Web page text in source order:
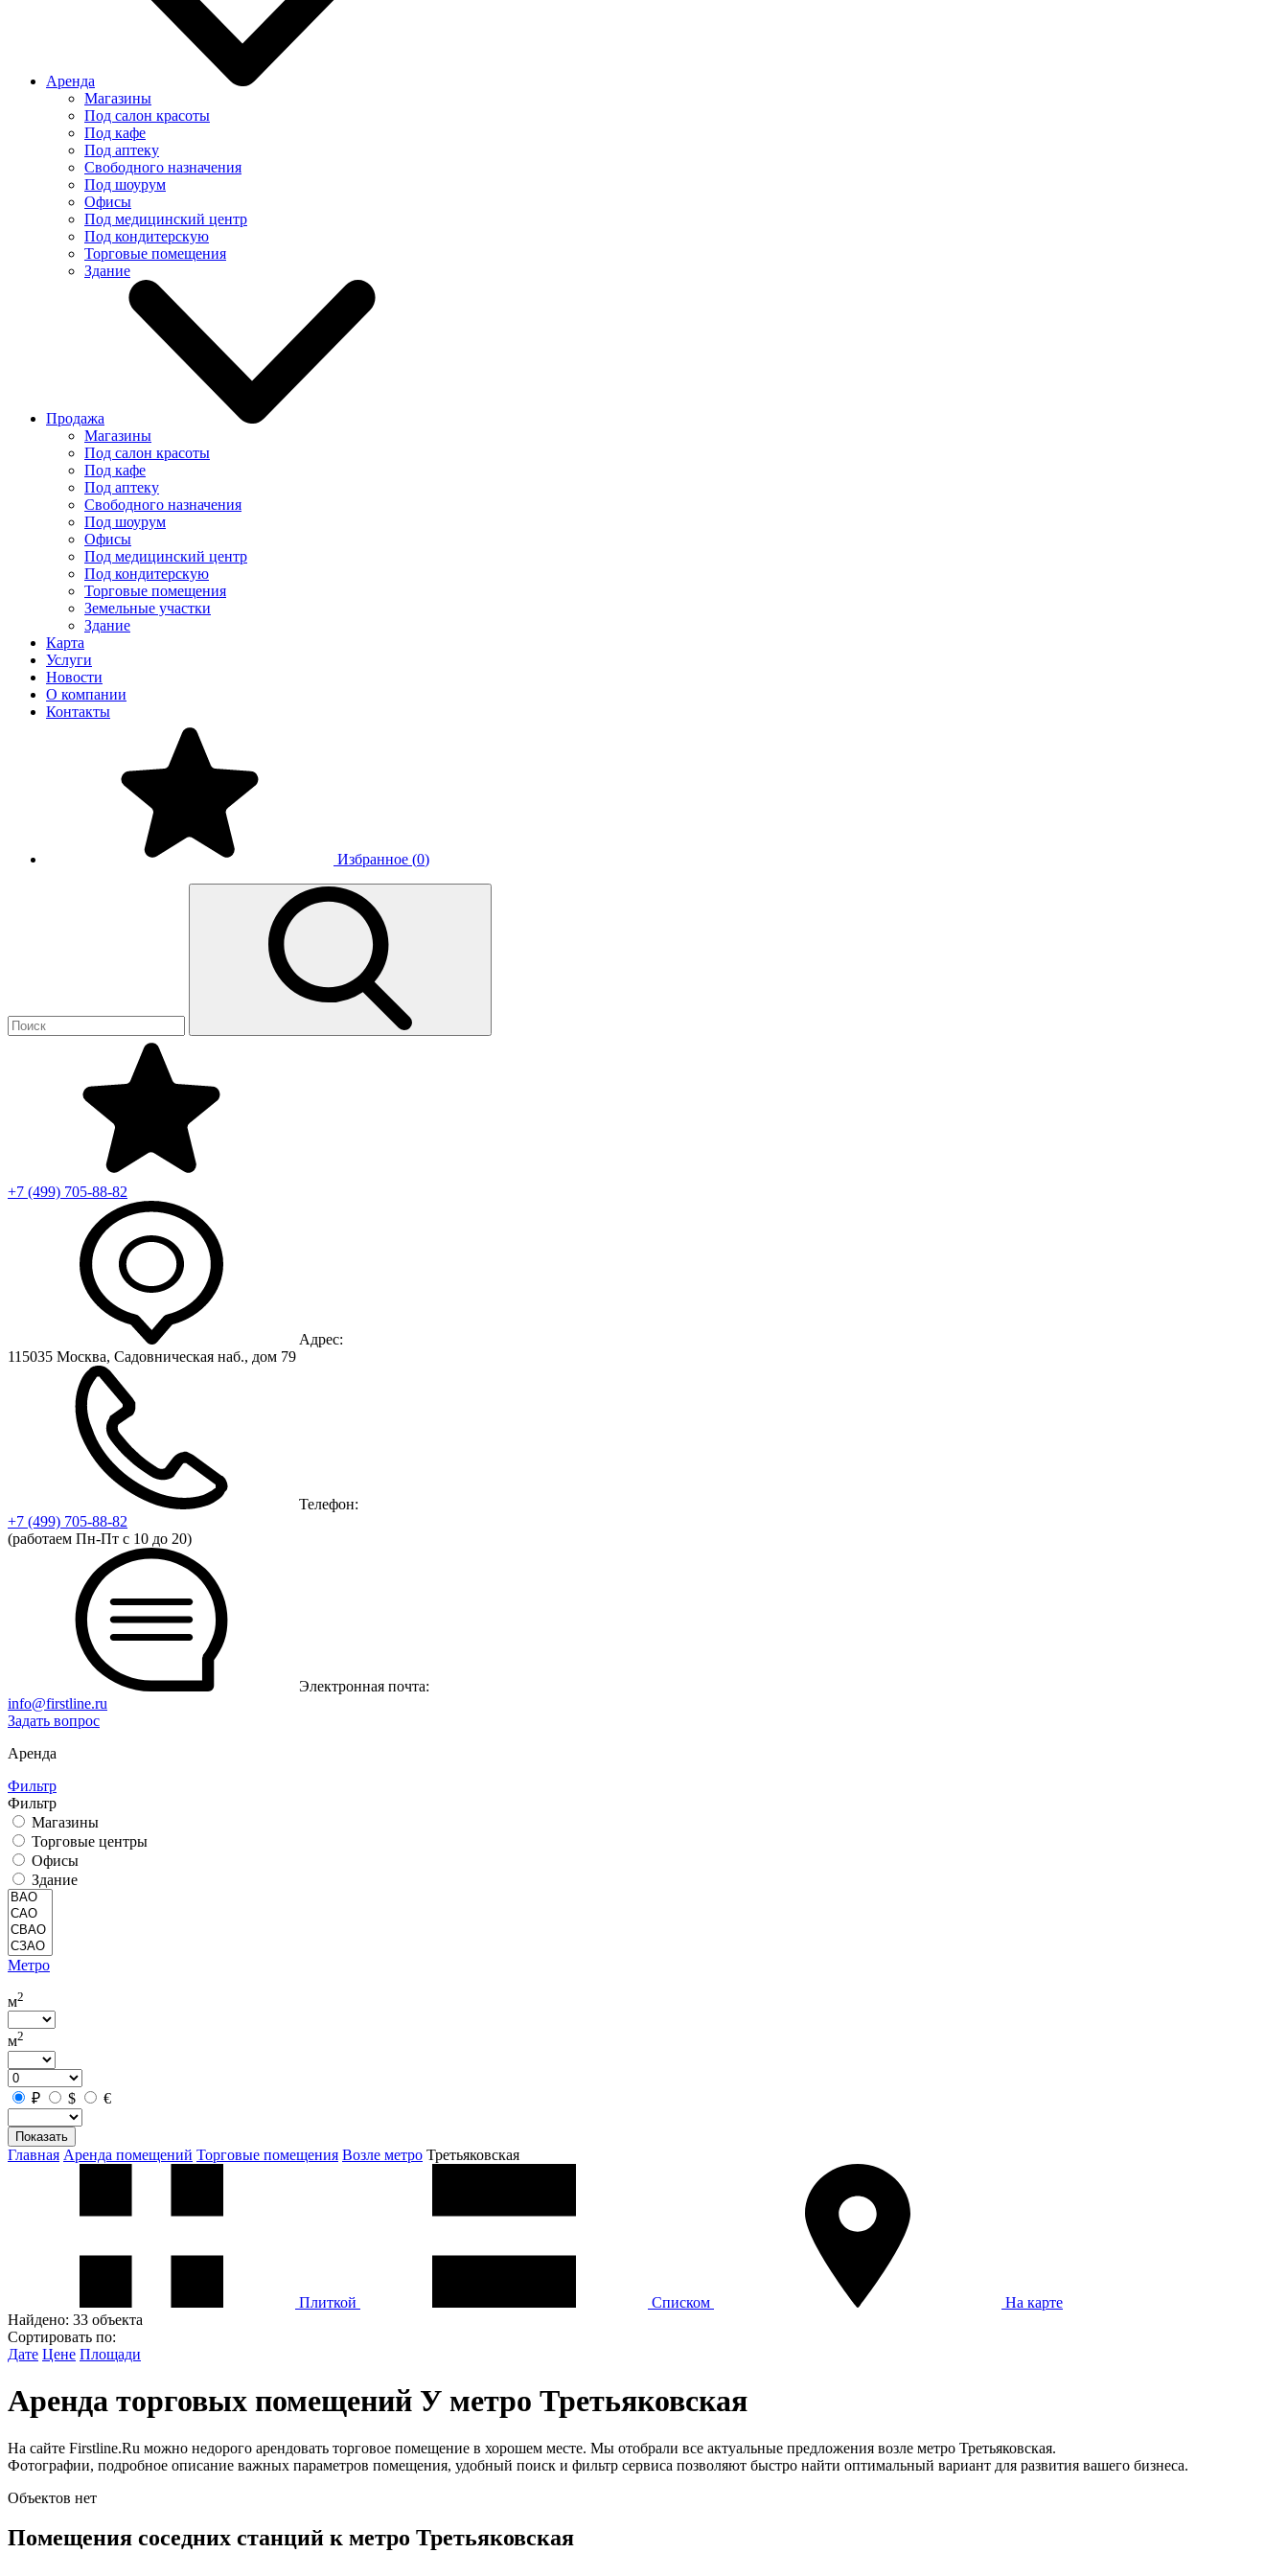
Аренда
Магазины
Под салон красоты
Под кафе
Под аптеку
Свободного назначения
Под шоурум
Офисы
Под медицинский центр
Под кондитерскую
Торговые помещения
Здание
Продажа
Магазины
Под салон красоты
Под кафе
Под аптеку
Свободного назначения
Под шоурум
Офисы
Под медицинский центр
Под кондитерскую
Торговые помещения
Земельные участки
Здание
Карта
Услуги
Новости
О компании
Контакты
Избранное (0)
+7 (499) 705-88-82
Адрес:
115035 Москва, Садовническая наб., дом 79
Телефон:
+7 (499) 705-88-82
(работаем Пн-Пт с 10 до 20)
Электронная почта:
info@firstline.ru
Задать вопрос
Аренда
Фильтр
Фильтр
Магазины
Торговые центры
Офисы
Здание
Метро
м2
м2
₽ $ €
Показать
Главная Аренда помещений Торговые помещения Возле метро Третьяковская
Плиткой Списком
На карте
Найдено: 33 объекта
Сортировать по:
Дате Цене Площади
Аренда торговых помещений У метро Третьяковская
На сайте Firstline.Ru можно недорого арендовать торговое помещение в хорошем месте. Мы отобрали все актуальные предложения возле метро Третьяковская.
Фотографии, подробное описание важных параметров помещения, удобный поиск и фильтр сервиса позволяют быстро найти оптимальный вариант для развития вашего бизнеса.
Объектов нет
Помещения соседних станций к метро Третьяковская